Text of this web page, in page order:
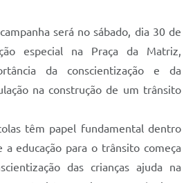
será no sábado, dia 30 de
especial na Praça da Matriz,
da conscientização e da
na construção de um trânsito
têm papel fundamental dentro
a educação para o trânsito começa
das crianças ajuda na